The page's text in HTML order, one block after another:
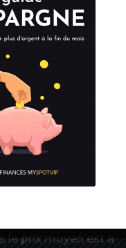
à 12,50 euros.
Camel va
des prix était
de la fiscalité
30 juin 2023, la
de vente de gaz
de 0,12284 euro
le prix moyen est à